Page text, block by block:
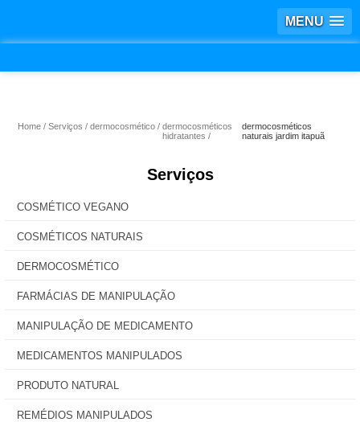
MENU
Home Serviços dermocosmético
dermocosméticos
hidratantes
dermocosméticos
naturais jardim itapuã
Serviços
COSMÉTICO VEGANO
COSMÉTICOS NATURAIS
DERMOCOSMÉTICO
FARMÁCIAS DE MANIPULAÇÃO
MANIPULAÇÃO DE MEDICAMENTO
MEDICAMENTOS MANIPULADOS
PRODUTO NATURAL
REMÉDIOS MANIPULADOS